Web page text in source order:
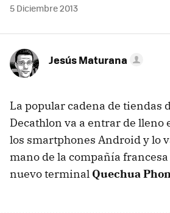
5 Diciembre 2013
Jesús Maturana
La popular cadena de tiendas
Decathlon va a entrar de lleno
los smartphones Android y lo
mano de la compañía francesa
nuevo terminal Quechua